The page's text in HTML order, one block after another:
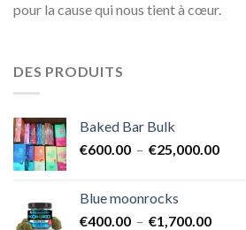
pour la cause qui nous tient à cœur.
DES PRODUITS
Baked Bar Bulk
€600.00 – €25,000.00Plage
Blue moonrocks
€400.00 – €1,700.00Plage